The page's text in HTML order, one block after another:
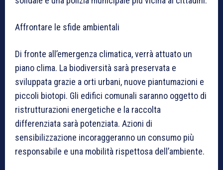
Affrontare le sfide ambientali
Di fronte all’emergenza climatica, verrà attuato un
piano clima. La biodiversità sarà preservata e
sviluppata grazie a orti urbani, nuove piantumazioni e
piccoli biotopi. Gli edifici comunali saranno oggetto di
ristrutturazioni energetiche e la raccolta
differenziata sarà potenziata. Azioni di
sensibilizzazione incoraggeranno un consumo più
responsabile e una mobilità rispettosa dell’ambiente.